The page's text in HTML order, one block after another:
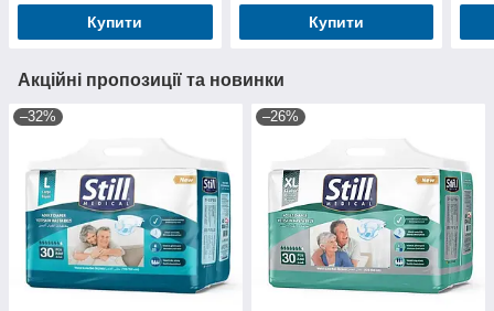
Купити Купити
Акційні пропозиції та новинки
–32% –26%